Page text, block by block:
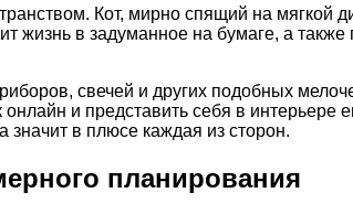
Кот, мирно спящий на
в задуманное на бумаге, а также
свечей и других подобных
и представить себя в
значит в плюсе каждая из сторон.
планирования